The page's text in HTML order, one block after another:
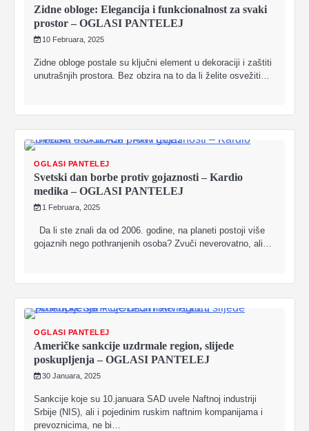
Zidne obloge: Elegancija i funkcionalnost za svaki
prostor – OGLASI PANTELEJ
10 Februara, 2025
Zidne obloge postale su ključni element u dekoraciji i zaštiti
unutrašnjih prostora. Bez obzira na to da li želite osvežiti…
OGLASI PANTELEJ
Svetski dan borbe protiv gojaznosti – Kardio
medika – OGLASI PANTELEJ
1 Februara, 2025
Da li ste znali da od 2006. godine, na planeti postoji više
gojaznih nego pothranjenih osoba? Zvuči neverovatno, ali…
OGLASI PANTELEJ
Američke sankcije uzdrmale region, slijede
poskupljenja – OGLASI PANTELEJ
30 Januara, 2025
Sankcije koje su 10.januara SAD uvele Naftnoj industriji
Srbije (NIS), ali i pojedinim ruskim naftnim kompanijama i
prevoznicima, ne bi…